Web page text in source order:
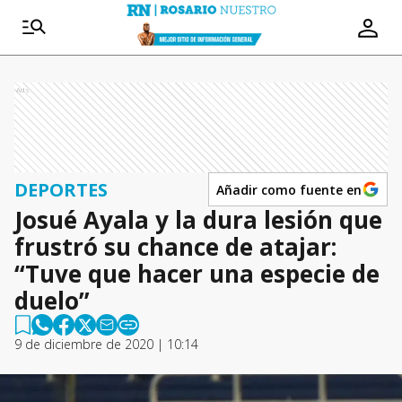
Ads
DEPORTES Añadir como fuente en
Josué Ayala y la dura lesión que
frustró su chance de atajar:
“Tuve que hacer una especie de
duelo”
9 de diciembre de 2020 | 10:14